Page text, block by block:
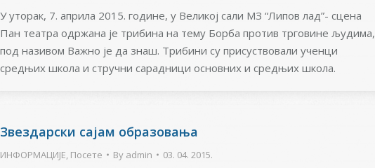
У уторак, 7. априла 2015. године, у Великој сали МЗ “Липов лад”- сцена
Пан театра одржана је трибина на тему Борба против трговине људима,
под називом Важно је да знаш. Трибини су присуствовали ученци
средњих школа и стручни сарадници основних и средњих школа.
Звездарски сајам образовања
ИНФОРМАЦИЈЕ, Посете By admin 03. 04. 2015.